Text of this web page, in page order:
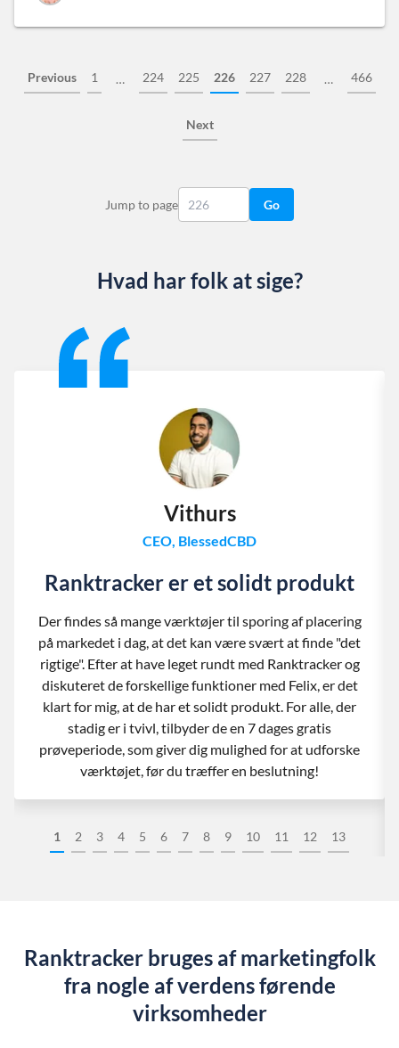
Previous 1 … 224 225 226 227 228 … 466
Next
Jump to page Go
Hvad har folk at sige?
1 2 3 4 5 6 7 8 9 10 11 12 13
Vithurs
CEO, BlessedCBD
Ranktracker er et solidt produkt
Der findes så mange værktøjer til sporing af placering
på markedet i dag, at det kan være svært at finde "det
rigtige". Efter at have leget rundt med Ranktracker og
diskuteret de forskellige funktioner med Felix, er det
klart for mig, at de har et solidt produkt. For alle, der
stadig er i tvivl, tilbyder de en 7 dages gratis
prøveperiode, som giver dig mulighed for at udforske
værktøjet, før du træffer en beslutning!
Ranktracker bruges af marketingfolk
fra nogle af verdens førende
virksomheder